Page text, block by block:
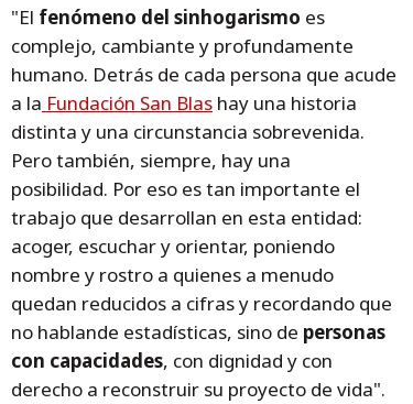
"El fenómeno del sinhogarismo es
complejo, cambiante y profundamente
humano. Detrás de cada persona que acude
a la Fundación San Blas hay una historia
distinta y una circunstancia sobrevenida.
Pero también, siempre, hay una
posibilidad. Por eso es tan importante el
trabajo que desarrollan en esta entidad:
acoger, escuchar y orientar, poniendo
nombre y rostro a quienes a menudo
quedan reducidos a cifras y recordando que
no hablande estadísticas, sino de personas
con capacidades, con dignidad y con
derecho a reconstruir su proyecto de vida".